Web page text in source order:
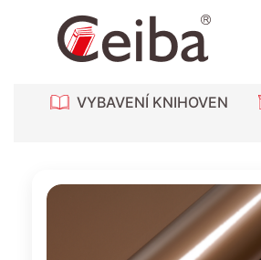
VYBAVENÍ KNIHOVEN